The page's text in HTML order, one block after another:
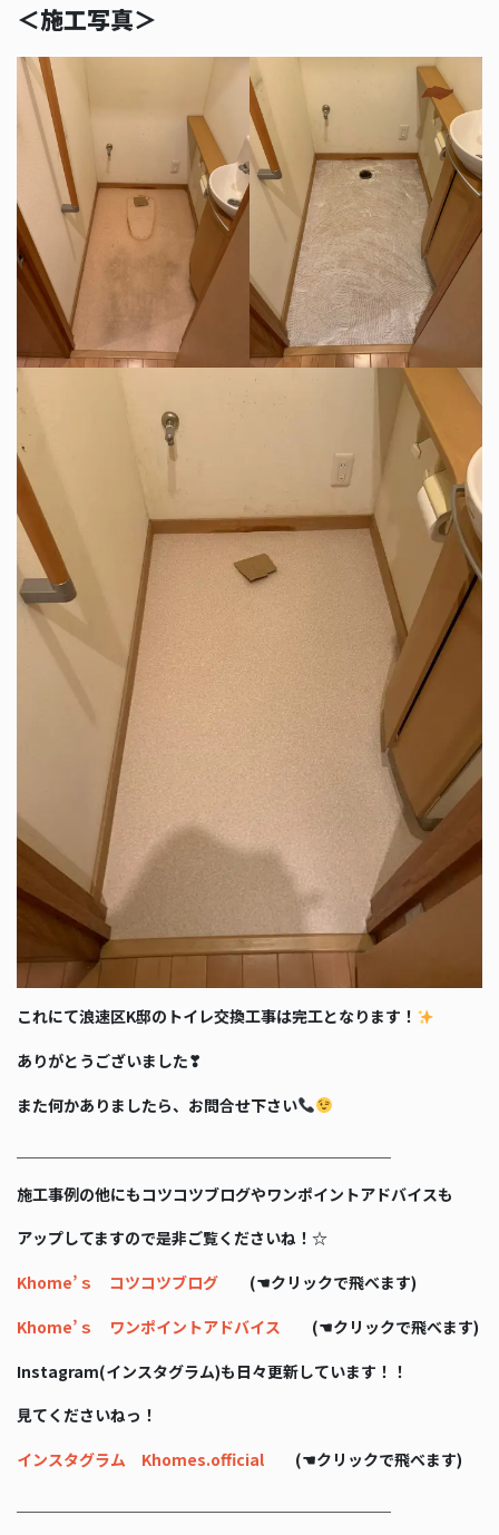
＜施工写真＞
これにて浪速区K邸のトイレ交換工事は完工となります！
ありがとうございました❣
また何かありましたら、お問合せ下さい
施工事例の他にもコツコツブログやワンポイントアドバイスも
アップしてますので是非ご覧くださいね！☆
Khome’ｓ コツコツブログ (☚クリックで飛べます)
Khome’ｓ ワンポイントアドバイス (☚クリックで飛べます)
Instagram(インスタグラム)も日々更新しています！！
見てくださいねっ！
インスタグラム Khomes.official (☚クリックで飛べます)